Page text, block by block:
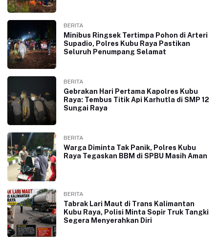
BERITA
Minibus Ringsek Tertimpa Pohon di Arteri
Supadio, Polres Kubu Raya Pastikan
Seluruh Penumpang Selamat
BERITA
Gebrakan Hari Pertama Kapolres Kubu
Raya: Tembus Titik Api Karhutla di SMP 12
Sungai Raya
BERITA
Warga Diminta Tak Panik, Polres Kubu
Raya Tegaskan BBM di SPBU Masih Aman
BERITA
Tabrak Lari Maut di Trans Kalimantan
Kubu Raya, Polisi Minta Sopir Truk Tangki
Segera Menyerahkan Diri